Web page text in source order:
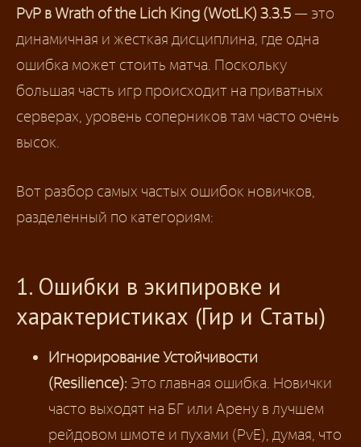
PvP в Wrath of the Lich King (WotLK) 3.3.5 — это
динамичная и жесткая дисциплина, где одна
ошибка может стоить матча. Поскольку
большая часть игр происходит на приватных
серверах, уровень соперников там часто очень
высок.
Вот разбор самых частых ошибок новичков,
разделенный по категориям:
1. Ошибки в экипировке и
характеристиках (Гир и Статы)
Игнорирование Устойчивости
(Resilience): Это главная ошибка. Новички
часто выходят на БГ или Арену в лучшем
рейдовом шмоте и пухами (PvE), думая, что